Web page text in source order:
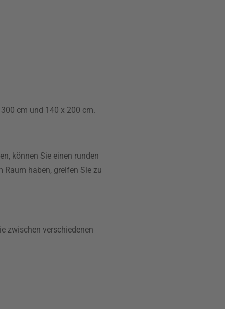
cm und 140 x 200 cm.
können Sie einen runden
Raum haben, greifen Sie zu
zwischen verschiedenen